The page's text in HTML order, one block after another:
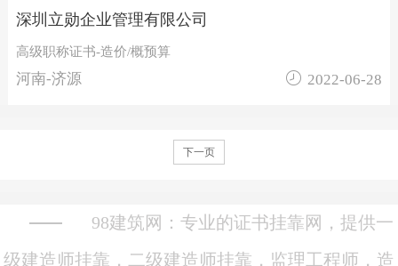
深圳立勋企业管理有限公司
高级职称证书-造价/概预算
河南-济源  2022-06-28
下一页
98建筑网：专业的证书挂靠网，提供一
级建造师挂靠，二级建造师挂靠，监理工程师，造